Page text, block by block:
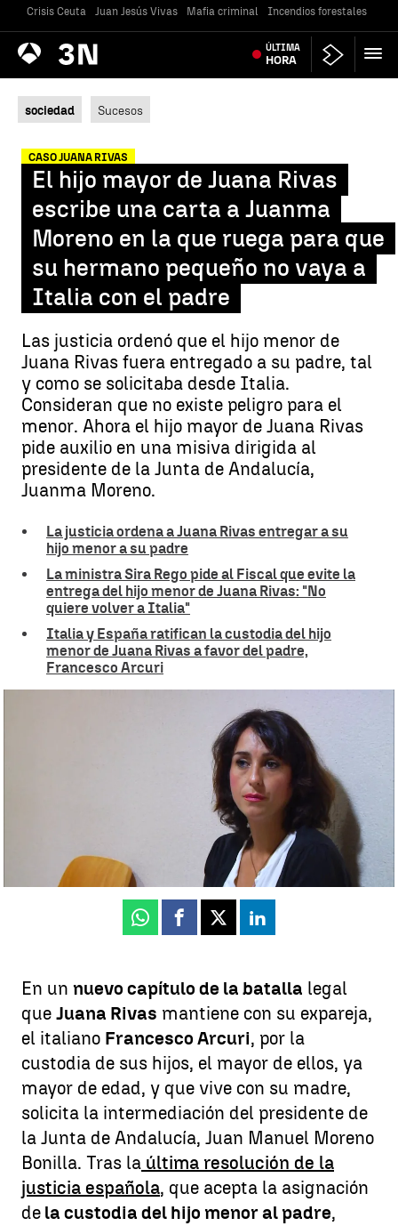
Crisis Ceuta Juan Jesús Vivas Mafia criminal Incendios forestales
Antena
3 Noticias ÚLTIMA
HORA
sociedad Sucesos
CASO JUANA RIVAS
El hijo mayor de Juana Rivas
escribe una carta a Juanma
Moreno en la que ruega para que
su hermano pequeño no vaya a
Italia con el padre
Las justicia ordenó que el hijo menor de
Juana Rivas fuera entregado a su padre, tal
y como se solicitaba desde Italia.
Consideran que no existe peligro para el
menor. Ahora el hijo mayor de Juana Rivas
pide auxilio en una misiva dirigida al
presidente de la Junta de Andalucía,
Juanma Moreno.
La justicia ordena a Juana Rivas entregar a su
hijo menor a su padre
La ministra Sira Rego pide al Fiscal que evite la
entrega del hijo menor de Juana Rivas: "No
quiere volver a Italia"
Italia y España ratifican la custodia del hijo
menor de Juana Rivas a favor del padre,
Francesco Arcuri
El hijo mayor de Juana Rivas escribe una carta a Juanma Moreno en
la que ruega por su hermano | Antena 3 Noticias
Publicado: 21 de julio de 2025, 08:53
Whatsapp
Facebook
X Linkedin
En un nuevo capítulo de la batalla legal
que Juana Rivas mantiene con su expareja,
el italiano Francesco Arcuri, por la
custodia de sus hijos, el mayor de ellos, ya
mayor de edad, y que vive con su madre,
solicita la intermediación del presidente de
la Junta de Andalucía, Juan Manuel Moreno
Bonilla. Tras la última resolución de la
justicia española, que acepta la asignación
de la custodia del hijo menor al padre,